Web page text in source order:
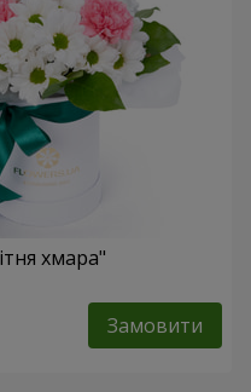
хмара"
Замовити